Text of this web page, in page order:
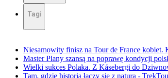
Tagi
Niesamowity finisz na Tour de France kobiet.
Master Plany szansą na poprawę kondycji
Wielki sukces Polaka. Z Kåsebergi do
Tam, gdzie historia łączy się z naturą -